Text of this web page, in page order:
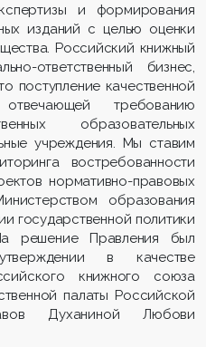
и формирования
изданий с целью оценки
Российский книжный
ответственный бизнес,
поступление качественной
требованию
образовательных
учреждения. Мы ставим
востребованности
нормативно-правовых
образования
государственной политики
решение Правления был
в качестве
книжного союза
палаты Российской
Духаниной Любови